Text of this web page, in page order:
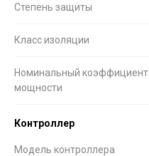
Степень защиты
Класс изоляции
Номинальный коэффициент
мощности
Контроллер
Модель контроллера